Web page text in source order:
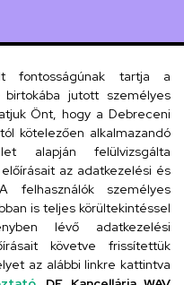
utca 33.
fontosságúnak tartja a
jutott személyes
Önt, hogy a Debreceni
kötelezően alkalmazandó
alapján felülvizsgálta
az adatkezelési és
felhasználók személyes
is teljes körültekintéssel
lévő adatkezelési
követve frissítettük
az alábbi linkre kattintva